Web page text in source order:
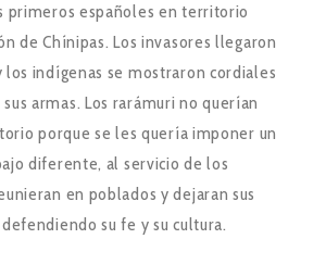
primeros españoles en territorio
de Chínipas. Los invasores llegaron
los indígenas se mostraron cordiales
armas. Los rarámuri no querían
porque se les quería imponer un
diferente, al servicio de los
en poblados y dejaran sus
su fe y su cultura.